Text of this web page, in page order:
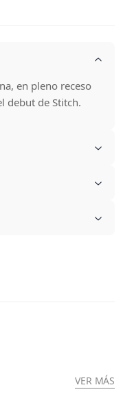
en pleno receso
debut de Stitch.
VER MÁS